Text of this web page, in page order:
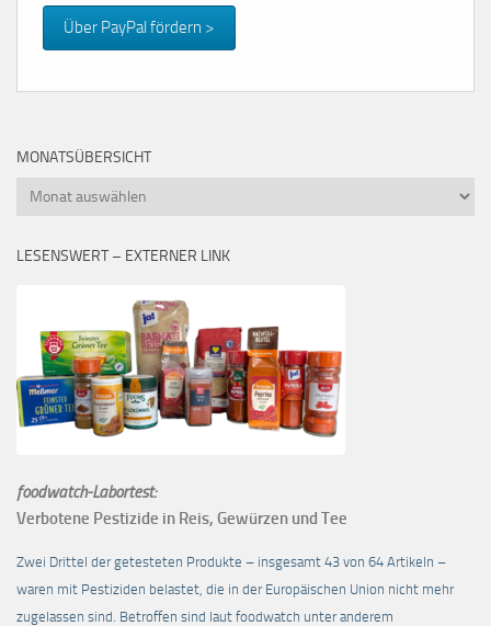
Über PayPal fördern >
MONATSÜBERSICHT
Monatsübersicht
LESENSWERT – EXTERNER LINK
foodwatch-Labortest:
Verbotene Pestizide in Reis, Gewürzen und Tee
Zwei Drittel der getesteten Produkte – insgesamt 43 von 64 Artikeln –
waren mit Pestiziden belastet, die in der Europäischen Union nicht mehr
zugelassen sind. Betroffen sind laut foodwatch unter anderem